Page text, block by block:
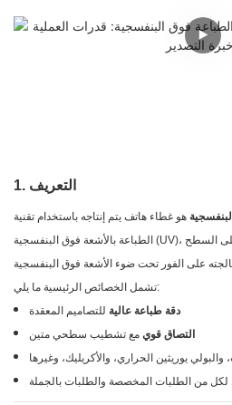
1. التعريف
هو غطاء هاتف يتم إنتاجه باستخدام تقنية
الطباعة بالأشعة فوق البنفسجية (UV)، حيث يتم وضع الحبر مباشرة على السطح
تشمل الخصائص الرئيسية ما يلي:
دقة طباعة عالية للتصاميم المعقدة
التصاق قوي مع تشطيب سطحي متين
والبولي يوريثين الحراري، والأكريليك، وغيرها
لكل من الطلبات المخصصة والطلبات بالجملة